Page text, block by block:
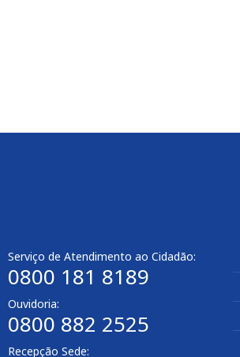
Serviço de Atendimento ao Cidadão:
0800 181 8189
Ouvidoria:
0800 882 2525
Recepção Sede: